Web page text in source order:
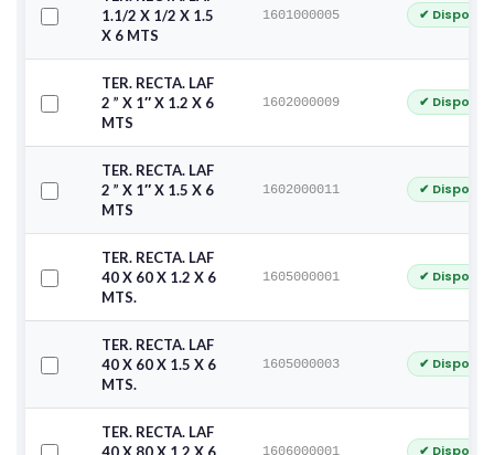
1.1/2 X 1/2 X 1.5
X 6 MTS
1601000005 ✔
TER. RECTA. LAF
2 ” X 1″ X 1.2 X 6
MTS
1602000009 ✔
TER. RECTA. LAF
2 ” X 1″ X 1.5 X 6
MTS
1602000011 ✔
TER. RECTA. LAF
40 X 60 X 1.2 X 6
MTS.
1605000001 ✔
TER. RECTA. LAF
40 X 60 X 1.5 X 6
MTS.
1605000003 ✔
TER. RECTA. LAF
1606000001 ✔